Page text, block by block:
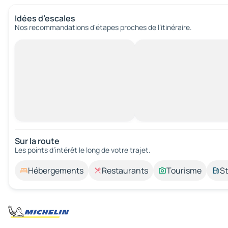
Idées d’escales
Nos recommandations d'étapes proches de l’itinéraire.
Sur la route
Les points d’intérêt le long de votre trajet.
Hébergements Restaurants Tourisme